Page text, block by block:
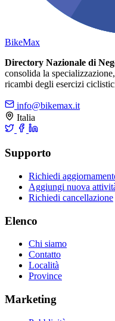
BikeMax
Directory Nazionale di
consolida la
ricambi degli esercizi
info@bikemax.it
Italia
Supporto
Richiedi
Aggiungi nuova
Richiedi cancellazione
Elenco
Chi siamo
Contatto
Località
Province
Marketing